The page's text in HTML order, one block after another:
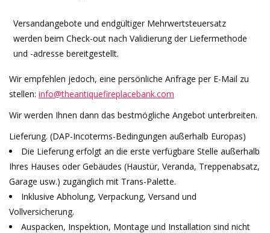
Dekorative Outdoor-
Elemente
Böden -Stein-, Terrakotta-
Outlet
Antiker Marmor
Versandangebote und endgültiger Mehrwertsteuersatz
werden beim Check-out nach Validierung der Liefermethode
und -adresse bereitgestellt.
Wir empfehlen jedoch, eine persönliche Anfrage per E-Mail zu
stellen: info@theantiquefireplacebank.com
Wir werden Ihnen dann das bestmögliche Angebot unterbreiten.
Lieferung. (DAP-Incoterms-Bedingungen außerhalb Europas)
Die Lieferung erfolgt an die erste verfügbare Stelle außerhalb
Ihres Hauses oder Gebäudes (Haustür, Veranda, Treppenabsatz,
Garage usw.) zugänglich mit Trans-Palette.
Inklusive Abholung, Verpackung, Versand und
Vollversicherung.
Auspacken, Inspektion, Montage und Installation sind nicht